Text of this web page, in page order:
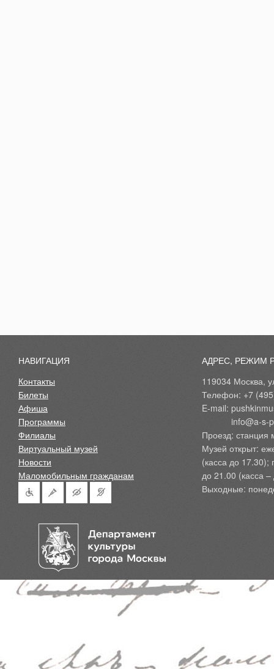
НАВИГАЦИЯ
Контакты
Билеты
Афиша
Программы
Филиалы
Виртуальный музей
Новости
Маломобильным гражданам
АДРЕС, РЕЖИМ
119034 Москва,
Телефон: +7
E-mail:
Проезд: станция
Музей открыт:
(касса до 17.30);
до 21.00 (касса
Выходные: